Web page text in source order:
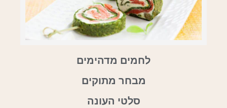
לחמים מדהימים
מבחר מתוקים
סלטי העונה